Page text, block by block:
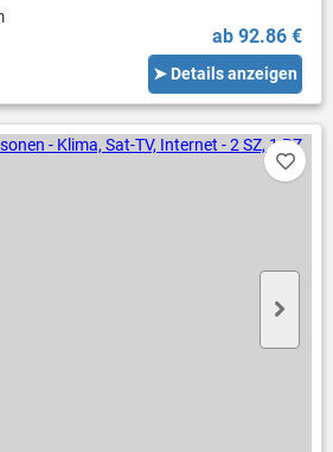
ab 92.86 €
➤ Details anzeigen